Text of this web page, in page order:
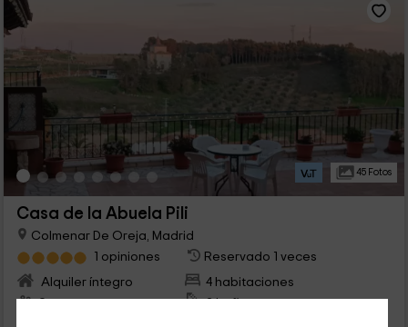
45 Fotos
Casa de la Abuela Pili
Colmenar De Oreja, Madrid
1 opiniones
Reservado 1 veces
Alquiler íntegro
4 habitaciones
9 personas
2 baños